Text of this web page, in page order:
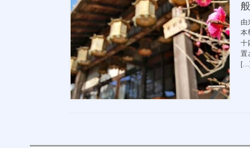
由
本
十
置